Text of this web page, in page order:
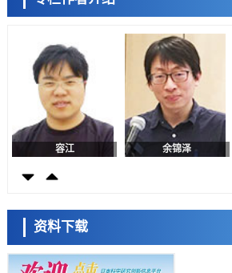
日本修订首都直下型地震紧急对策：目标为死
化火灾防控
福井大学发现细胞记忆过往并抑制反应的机制
迥异之谜
科学研究
神户大学确认口服癌症疫苗B440单药给药的安
癌患者中开展临床试验
日本发布《令和8年版科学技术与创新白皮书》
首年度政策方向
科学研究
东京大学发现可诱导细胞死亡的新型信使物质
东京都健康长寿医疗中心跨器官揭示衰老过程
科学研究
产总研无需石油利用松脂制备石墨前驱体，可
陈小牧 李鸥
容江 余锦泽
资料下载